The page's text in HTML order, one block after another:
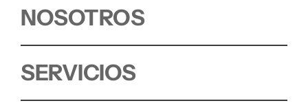
NOSOTROS
SERVICIOS